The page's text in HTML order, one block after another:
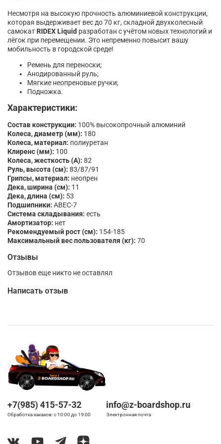
Несмотря на высокую прочность алюминиевой конструкции,
которая выдерживает вес до 70 кг, складной двухколесный
самокат RIDEX Liquid разработан с учётом новых технологий и
лёгок при перемещении. Это непременно повысит вашу
мобильность в городской среде!
Ремень для переноски;
Анодированный руль;
Мягкие неопреновые ручки;
Подножка.
Характеристики:
Состав конструкции: 100% высокопрочный алюминий
Колеса, диаметр (мм): 180
Колеса, материал: полиуретан
Клиренс (мм): 100
Колеса, жесткость (А): 82
Руль, высота (см): 83/87/91
Грипсы, материал: неопрен
Дека, ширина (см): 11
Дека, длина (см): 53
Подшипники: АВЕС-7
Система складывания: есть
Амортизатор: нет
Рекомендуемый рост (см): 154-185
Максимальный вес пользователя (кг): 70
Отзывы
Отзывов еще никто не оставлял
Написать отзыв
+7(985) 415-57-32
Обработка заказов: с 10:00 до 19:00
info@z-boardshop.ru
Электронная почта